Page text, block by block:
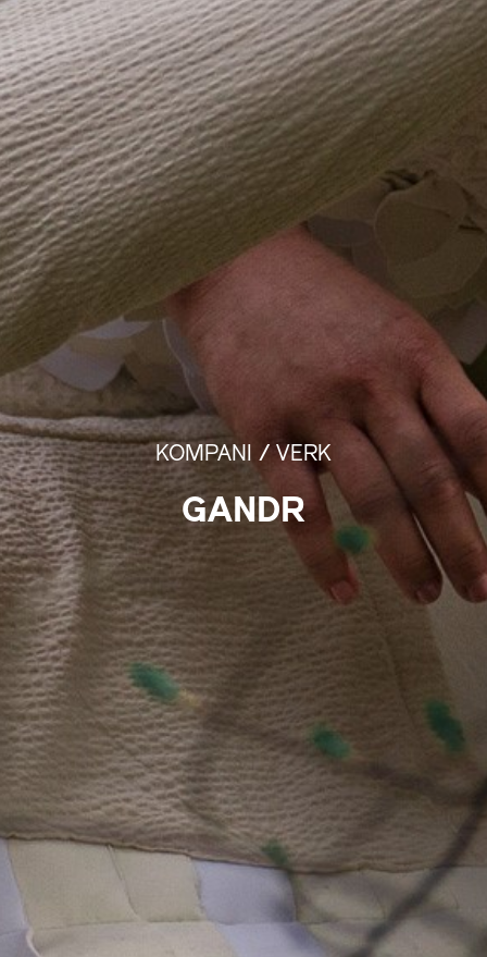
KOMPANI / VERK
GANDR